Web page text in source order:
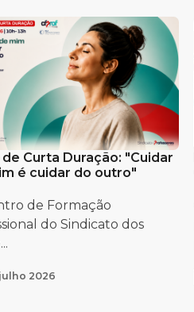
Curta Duração: "Cuidar
é cuidar do outro"
de Formação
do Sindicato dos
2026